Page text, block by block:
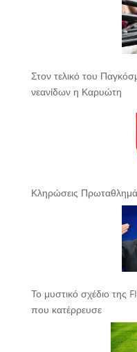
Στον τελικό του
νεανίδων η Καρυώτη
Κληρώσεις
Το μυστικό σχέδιο της
που κατέρρευσε